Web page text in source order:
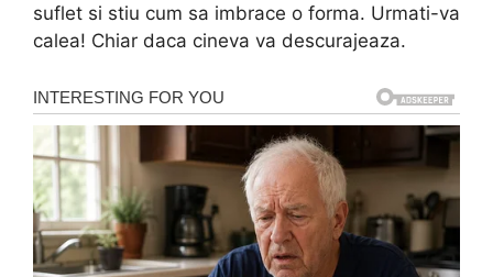
suflet si stiu cum sa imbrace o forma. Urmati-va
calea! Chiar daca cineva va descurajeaza.